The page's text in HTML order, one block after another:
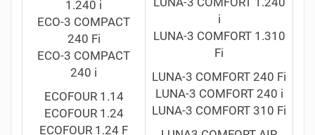
1.240 i
ECO-3 COMPACT
240 Fi
ECO-3 COMPACT
240 i
ECOFOUR 1.14
ECOFOUR 1.24
ECOFOUR 1.24 F
i
LUNA-3 COMFORT 1.310
Fi
LUNA-3 COMFORT 240 Fi
LUNA-3 COMFORT 240 i
LUNA-3 COMFORT 310 Fi